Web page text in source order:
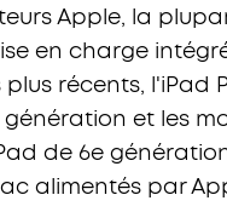
Apple, la
en charge
récents, l'iPad
et les
de 6e
alimentés par